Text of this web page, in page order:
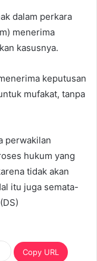
dalam perkara
menerima
kasusnya.
keputusan
mufakat, tanpa
perwakilan
hukum yang
tidak akan
itu juga semata-
Copy URL